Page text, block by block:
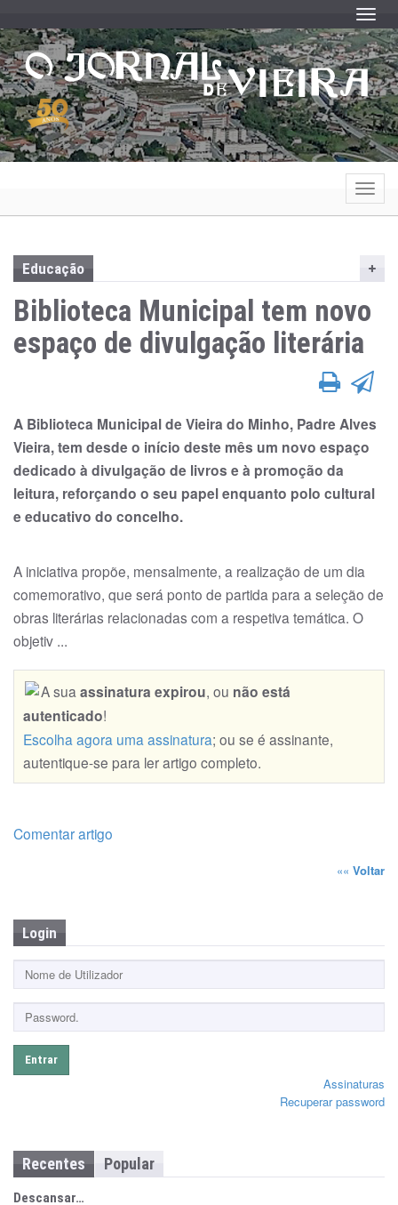
Educação
Biblioteca Municipal tem novo
espaço de divulgação literária
A Biblioteca Municipal de Vieira do Minho, Padre Alves
Vieira, tem desde o início deste mês um novo espaço
dedicado à divulgação de livros e à promoção da
leitura, reforçando o seu papel enquanto polo cultural
e educativo do concelho.
A iniciativa propõe, mensalmente, a realização de um dia
comemorativo, que será ponto de partida para a seleção de
obras literárias relacionadas com a respetiva temática. O
objetiv ...
A sua assinatura expirou, ou não está
autenticado!
Escolha agora uma assinatura; ou se é assinante,
autentique-se para ler artigo completo.
Comentar artigo
«« Voltar
Login
Entrar
Assinaturas
Recuperar password
Recentes Popular
Descansar…